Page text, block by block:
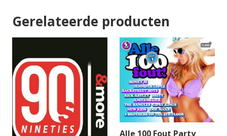
Gerelateerde producten
Alle 100 Fout Party